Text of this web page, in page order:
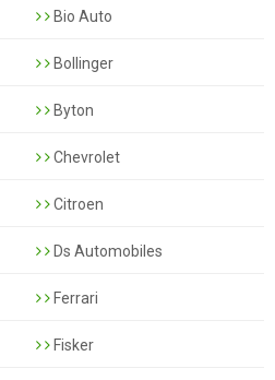
Bio Auto
Bollinger
Byton
Chevrolet
Citroen
Ds Automobiles
Ferrari
Fisker